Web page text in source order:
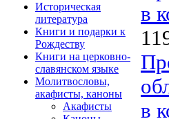
Историческая
литература
Книги и подарки к
Рождеству
Книги на церковно-
славянском языке
Молитвословы,
акафисты, каноны
Акафисты
в
в